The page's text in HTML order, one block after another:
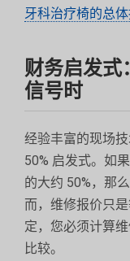
牙科治疗椅的总
财务启发式
信号时
经验丰富的现场
50% 启发式。如
的大约 50%，那
而，维修报价只
定，您必须计算
比较。